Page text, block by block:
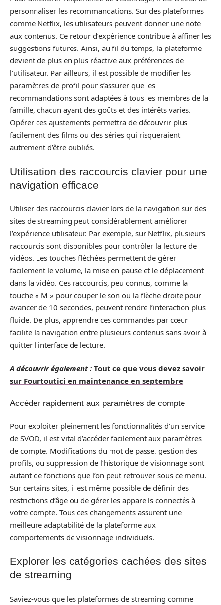
personnaliser les recommandations. Sur des plateformes
comme Netflix, les utilisateurs peuvent donner une note
aux contenus. Ce retour d’expérience contribue à affiner les
suggestions futures. Ainsi, au fil du temps, la plateforme
devient de plus en plus réactive aux préférences de
l’utilisateur. Par ailleurs, il est possible de modifier les
paramètres de profil pour s’assurer que les
recommandations sont adaptées à tous les membres de la
famille, chacun ayant des goûts et des intérêts variés.
Opérer ces ajustements permettra de découvrir plus
facilement des films ou des séries qui risqueraient
autrement d’être oubliés.
Utilisation des raccourcis clavier pour une
navigation efficace
Utiliser des raccourcis clavier lors de la navigation sur des
sites de streaming peut considérablement améliorer
l’expérience utilisateur. Par exemple, sur Netflix, plusieurs
raccourcis sont disponibles pour contrôler la lecture de
vidéos. Les touches fléchées permettent de gérer
facilement le volume, la mise en pause et le déplacement
dans la vidéo. Ces raccourcis, peu connus, comme la
touche « M » pour couper le son ou la flèche droite pour
avancer de 10 secondes, peuvent rendre l’interaction plus
fluide. De plus, apprendre ces commandes par cœur
facilite la navigation entre plusieurs contenus sans avoir à
quitter l’interface de lecture.
A découvrir également : Tout ce que vous devez savoir
sur Fourtoutici en maintenance en septembre
Accéder rapidement aux paramètres de compte
Pour exploiter pleinement les fonctionnalités d’un service
de SVOD, il est vital d’accéder facilement aux paramètres
de compte. Modifications du mot de passe, gestion des
profils, ou suppression de l’historique de visionnage sont
autant de fonctions que l’on peut retrouver sous ce menu.
Sur certains sites, il est même possible de définir des
restrictions d’âge ou de gérer les appareils connectés à
votre compte. Tous ces changements assurent une
meilleure adaptabilité de la plateforme aux
comportements de visionnage individuels.
Explorer les catégories cachées des sites
de streaming
Saviez-vous que les plateformes de streaming comme